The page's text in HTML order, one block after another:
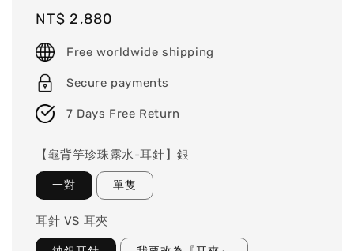
Regular
price
NT$ 2,880
Free worldwide shipping
Secure payments
7 Days Free Return
【龜背竽珍珠露水-耳針】銀
一對 單隻
耳針 VS 耳夾